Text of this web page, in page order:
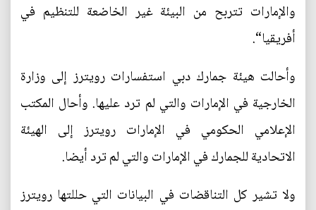
والإمارات تتربح من البيئة غير الخاضعة للتنظيم في
أفريقيا“.
وأحالت هيئة جمارك دبي استفسارات رويترز إلى وزارة
الخارجية في الإمارات والتي لم ترد عليها. وأحال المكتب
الإعلامي الحكومي في الإمارات رويترز إلى الهيئة
الاتحادية للجمارك في الإمارات والتي لم ترد أيضا.
ولا تشير كل التناقضات في البيانات التي حللتها رويترز